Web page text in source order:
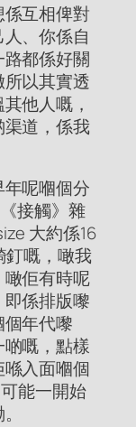
互相俾對
、你係自
都係好關
以其實透
他人嘅，
道，係我
呢嗰個分
接觸》雜
大約係16
釘嘅，噉我
佢有時呢
係排版嚟
年代嚟
嘅，點樣
入面嗰個
能一開始